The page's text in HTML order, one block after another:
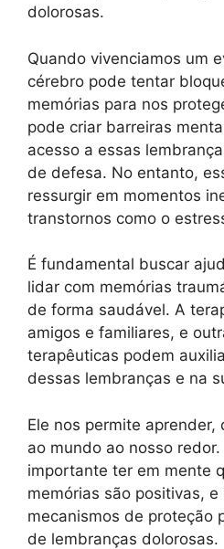
dolorosas.
Quando vivenciamos um
cérebro pode tentar
memórias para nos
pode criar barreiras
acesso a essas
de defesa. No entanto,
ressurgir em momentos
transtornos como o
É fundamental buscar
lidar com memórias
de forma saudável. A
amigos e familiares, e
terapêuticas podem
dessas lembranças e na
Ele nos permite
ao mundo ao nosso
importante ter em mente
memórias são positivas,
mecanismos de proteção
de lembranças dolorosas.